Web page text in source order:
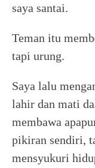
saya santai.
Teman itu
tapi urung.
Saya lalu
lahir dan mati
membawa
pikiran sendiri,
mensyukuri